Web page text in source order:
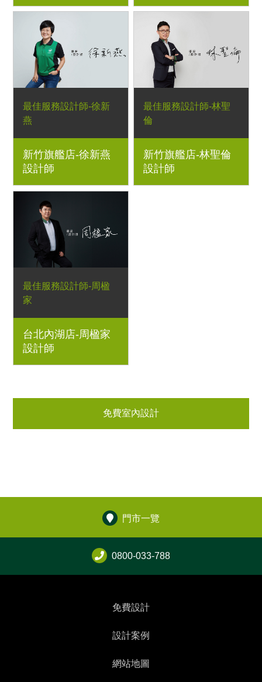
最佳服務設計師-徐新
燕
新竹旗艦店-徐新燕
設計師
最佳服務設計師-林聖
倫
新竹旗艦店-林聖倫
設計師
最佳服務設計師-周楹
家
台北內湖店-周楹家
設計師
免費室內設計
門市一覽
0800-033-788
免費設計
設計案例
網站地圖